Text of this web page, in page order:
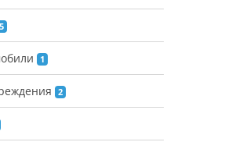
5
1
2